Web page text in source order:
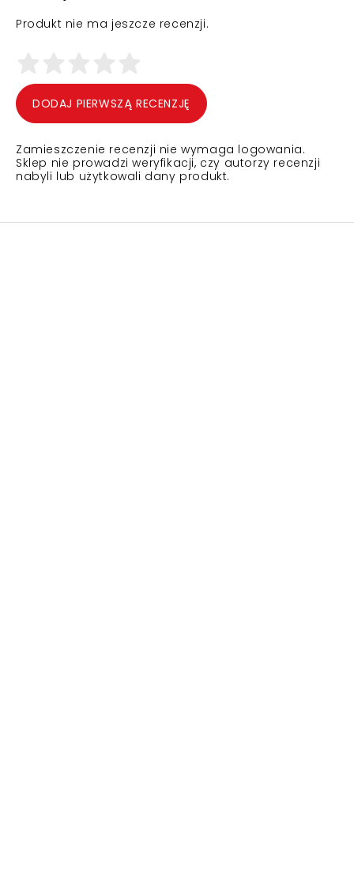
Produkt nie ma jeszcze recenzji.
DODAJ PIERWSZĄ RECENZJĘ
Zamieszczenie recenzji nie wymaga logowania.
Sklep nie prowadzi weryfikacji, czy autorzy recenzji
nabyli lub użytkowali dany produkt.